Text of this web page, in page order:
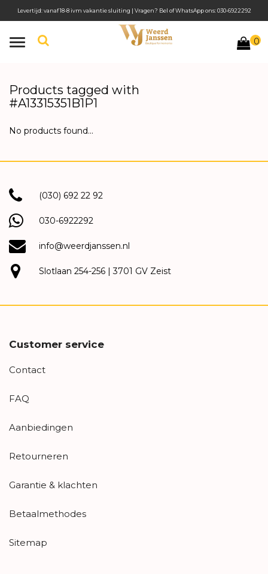
Toggle
0
Levertijd: vanaf 18-8 ivm vakantie sluiting | Vragen? Bel of WhatsApp ons: 030-6922292
Products tagged with
#A13315351B1P1
No products found...
(030) 692 22 92
030-6922292
info@weerdjanssen.nl
Slotlaan 254-256 | 3701 GV Zeist
Customer service
Contact
FAQ
Aanbiedingen
Retourneren
Garantie & klachten
Betaalmethodes
Sitemap